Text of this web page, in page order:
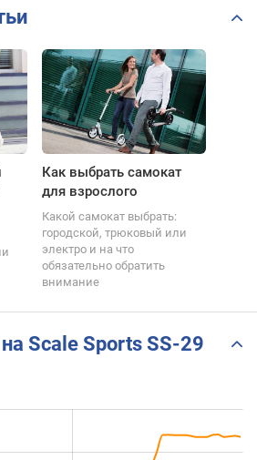
Как выбрать самокат
для взрослого
Какой самокат выбрать:
городской, трюковый или
электро и на что
обязательно обратить
внимание
Scale Sports SS-29